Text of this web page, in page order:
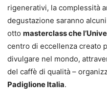
rigenerativi, la complessità
degustazione saranno
otto masterclass che
centro di eccellenza creato
divulgare nel mondo,
del caffè di qualità –
Padiglione Italia.